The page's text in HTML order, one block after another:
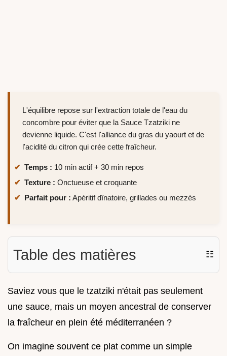
L'équilibre repose sur l'extraction totale de l'eau du
concombre pour éviter que la Sauce Tzatziki ne
devienne liquide. C'est l'alliance du gras du yaourt et de
l'acidité du citron qui crée cette fraîcheur.
Temps : 10 min actif + 30 min repos
Texture : Onctueuse et croquante
Parfait pour : Apéritif dînatoire, grillades ou mezzés
Table des matières ☷
Saviez vous que le tzatziki n'était pas seulement
une sauce, mais un moyen ancestral de conserver
la fraîcheur en plein été méditerranéen ?
On imagine souvent ce plat comme un simple